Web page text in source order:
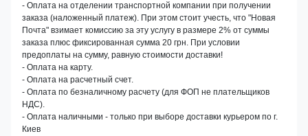
- Оплата на отделении транспортной компании при получении
заказа (наложенный платеж). При этом стоит учесть, что "Новая
Почта" взимает комиссию за эту услугу в размере 2% от суммы
заказа плюс фиксированная сумма 20 грн. При условии
предоплаты на сумму, равную стоимости доставки!
- Оплата на карту.
- Оплата на расчетный счет.
- Оплата по безналичному расчету (для ФОП не плательщиков
НДС).
- Оплата наличными - только при выборе доставки курьером по г.
Киев